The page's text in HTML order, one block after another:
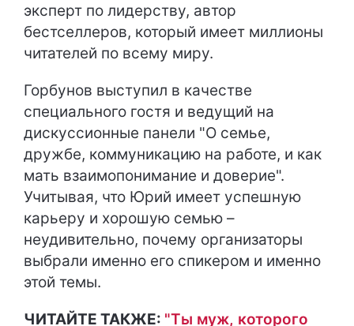
эксперт по лидерству, автор
бестселлеров, который имеет миллионы
читателей по всему миру.
Горбунов выступил в качестве
специального гостя и ведущий на
дискуссионные панели "О семье,
дружбе, коммуникацию на работе, и как
мать взаимопонимание и доверие".
Учитывая, что Юрий имеет успешную
карьеру и хорошую семью –
неудивительно, почему организаторы
выбрали именно его спикером и именно
этой темы.
ЧИТАЙТЕ ТАКЖЕ: "Ты муж, которого